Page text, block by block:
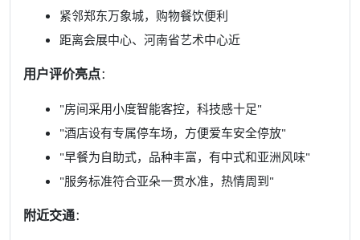
紧邻郑东万象城，购物餐饮便利
距离会展中心、河南省艺术中心近
用户评价亮点：
"房间采用小度智能客控，科技感十足"
"酒店设有专属停车场，方便爱车安全停放"
"早餐为自助式，品种丰富，有中式和亚洲风味"
"服务标准符合亚朵一贯水准，热情周到"
附近交通：